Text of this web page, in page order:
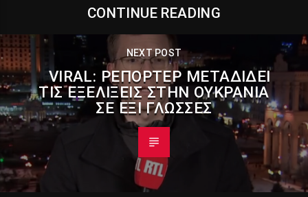
CONTINUE READING
NEXT POST
VIRAL: ΡΕΠΌΡΤΕΡ ΜΕΤΑΔΊΔΕΙ
ΤΙΣ ΕΞΕΛΊΞΕΙΣ ΣΤΗΝ ΟΥΚΡΑΝΊΑ
ΣΕ ΈΞΙ ΓΛΏΣΣΕΣ